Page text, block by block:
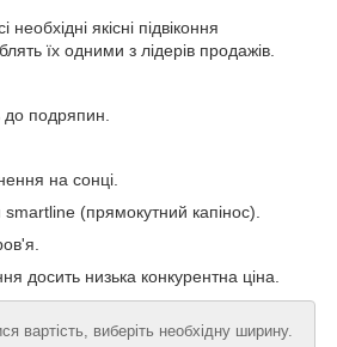
якісні підвіконня
їх одними з лідерів продажів.
до подряпин.
на сонці.
(прямокутний капінос).
досить низька конкурентна ціна.
вартість, виберіть необхідну ширину.